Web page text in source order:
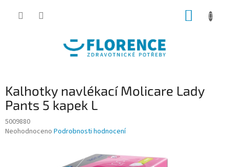
Kalhotky navlékací Molicare Lady
Pants 5 kapek L
5009880
Průměrné
Neohodnoceno Podrobnosti hodnocení